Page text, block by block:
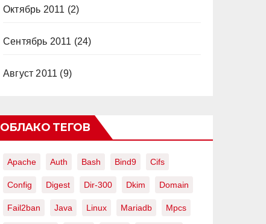
Октябрь 2011 (2)
Сентябрь 2011 (24)
Август 2011 (9)
ОБЛАКО ТЕГОВ
Apache Auth Bash Bind9 Cifs
Config Digest Dir-300 Dkim Domain
Fail2ban Java Linux Mariadb Mpcs